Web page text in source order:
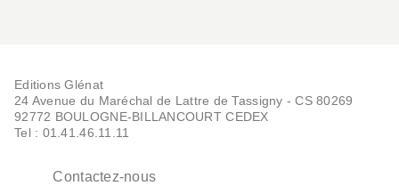
BD AVENTURE, WESTERN ET POLAR
Timothé Le Boucher
Editions Glénat
24 Avenue du Maréchal de Lattre de Tassigny - CS 80269
92772 BOULOGNE-BILLANCOURT CEDEX
Tel : 01.41.46.11.11
Contactez-nous